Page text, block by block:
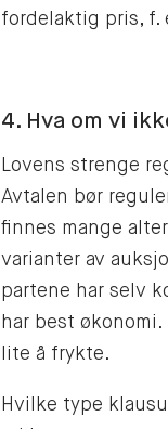
fordelaktig pris, f.
4. Hva om vi
Lovens strenge
Avtalen bør
finnes mange
varianter av
partene har selv
har best
lite å frykte.
Hvilke type